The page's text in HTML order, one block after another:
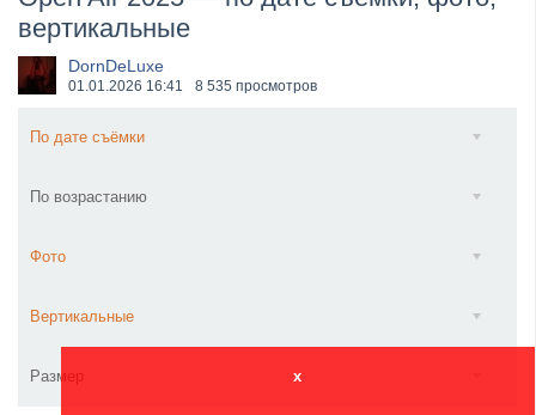
​Anthrax выпустили новый сингл и клип «Everybod...
вертикальные
DornDeLuxe
01.01.2026 16:41 8 535 просмотров
По дате съёмки
По возрастанию
Фото
Вертикальные
Размер x